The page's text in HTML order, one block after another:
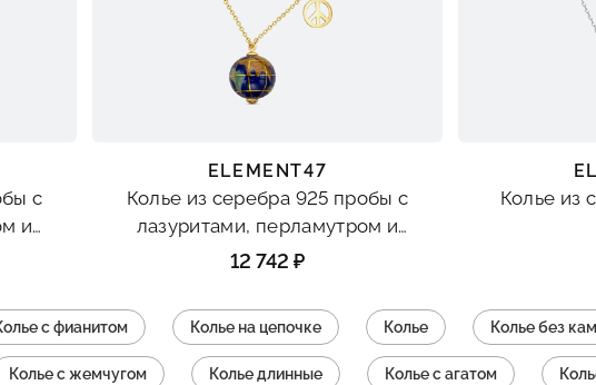
с
и
ELEMENT47
Колье из серебра 925 пробы с
лазуритами, перламутром и
агатом
12 742 ₽
Колье из
с фианитом Колье на цепочке Колье Колье без
Колье с жемчугом Колье длинные Колье с агатом